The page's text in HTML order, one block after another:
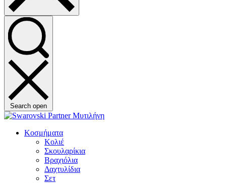
Search open
Κοσμήματα
Κολιέ
Σκουλαρίκια
Βραχιόλια
Δαχτυλίδια
Σετ